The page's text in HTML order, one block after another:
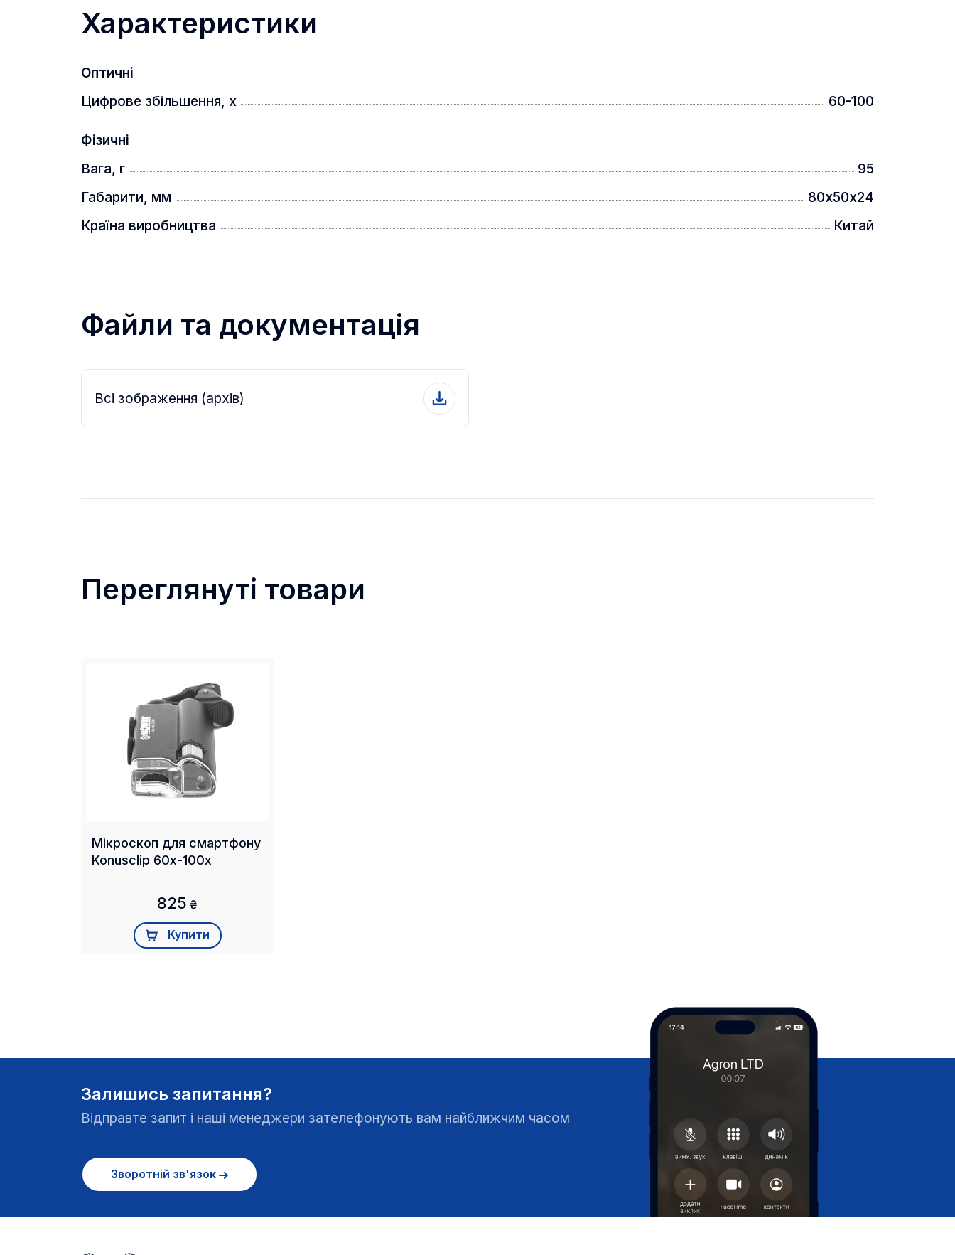
Розміри мікроскопа: 80 x 50 x 25 мм
Вага мікроскопа: 95 г
Характеристики
Оптичні
Цифрове збільшення, x
60-100
Фізичні
Вага, г
95
Габарити, мм
80х50х24
Країна виробництва
Китай
Файли та документація
Всі зображення (архів)
Переглянуті товари
Мікроскоп для смартфону
Konusclip 60x-100x
825 ₴
Купити
Залишись запитання?
Відправте запит і наші менеджери зателефонують вам найближчим часом
Зворотній зв'язок